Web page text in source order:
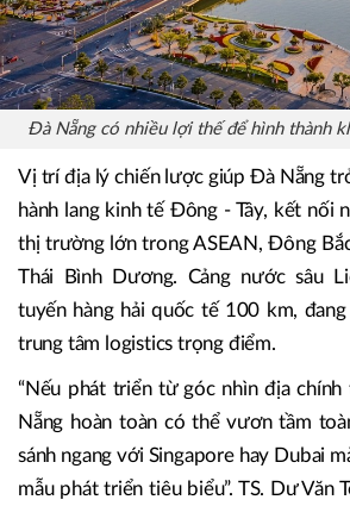
Đà Nẵng có nhiều lợi thế để hình thành
Vị trí địa lý chiến lược giúp Đà Nẵng
hành lang kinh tế Đông - Tây, kết nối
thị trường lớn trong ASEAN, Đông
Thái Bình Dương. Cảng nước sâu
tuyến hàng hải quốc tế 100 km,
trung tâm logistics trọng điểm.
“Nếu phát triển từ góc nhìn địa
Nẵng hoàn toàn có thể vươn tầm
sánh ngang với Singapore hay Dubai
mẫu phát triển tiêu biểu”. TS. Dư Văn